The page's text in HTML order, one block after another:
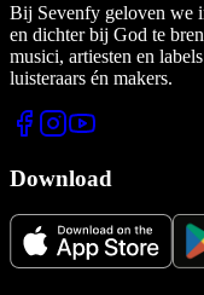
Bij Sevenfy geloven we
en dichter bij God te
musici, artiesten en
luisteraars én makers.
Download